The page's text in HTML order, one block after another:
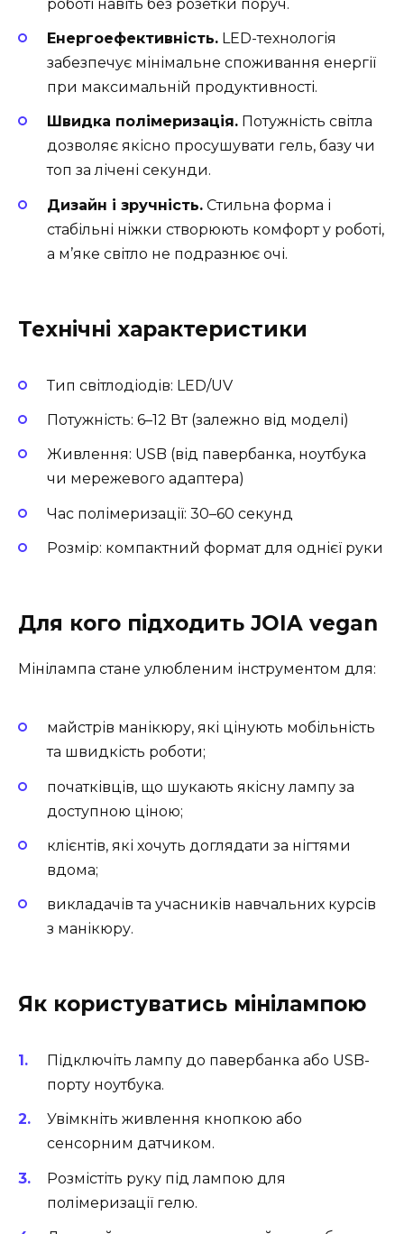
роботі навіть без розетки поруч.
Енергоефективність. LED-технологія
забезпечує мінімальне споживання енергії
при максимальній продуктивності.
Швидка полімеризація. Потужність світла
дозволяє якісно просушувати гель, базу чи
топ за лічені секунди.
Дизайн і зручність. Стильна форма і
стабільні ніжки створюють комфорт у роботі,
а м’яке світло не подразнює очі.
Технічні характеристики
Тип світлодіодів: LED/UV
Потужність: 6–12 Вт (залежно від моделі)
Живлення: USB (від павербанка, ноутбука
чи мережевого адаптера)
Час полімеризації: 30–60 секунд
Розмір: компактний формат для однієї руки
Для кого підходить JOIA vegan
Мінілампа стане улюбленим інструментом для:
майстрів манікюру, які цінують мобільність
та швидкість роботи;
початківців, що шукають якісну лампу за
доступною ціною;
клієнтів, які хочуть доглядати за нігтями
вдома;
викладачів та учасників навчальних курсів
з манікюру.
Як користуватись мінілампою
Підключіть лампу до павербанка або USB-
порту ноутбука.
Увімкніть живлення кнопкою або
сенсорним датчиком.
Розмістіть руку під лампою для
полімеризації гелю.